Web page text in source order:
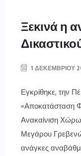
Ξεκινά η
1 ΔΕΚΕΜΒΡΊΟΥ
Εγκρίθηκε, την
«Αποκατάσταση
Ανακαίνιση
Μεγάρου
ανάγκες